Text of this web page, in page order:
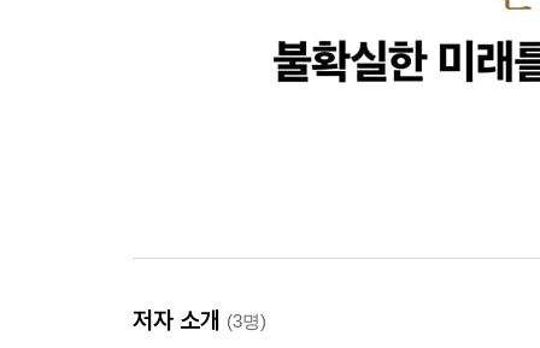
저자 소개 (3명)